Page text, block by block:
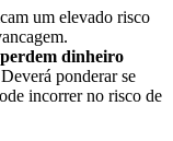
um elevado risco
dinheiro
ponderar se
incorrer no risco de